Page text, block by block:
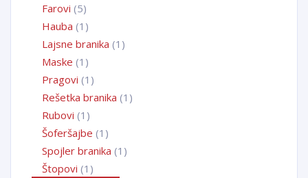
Farovi (5)
Hauba (1)
Lajsne branika (1)
Maske (1)
Pragovi (1)
Rešetka branika (1)
Rubovi (1)
Šoferšajbe (1)
Spojler branika (1)
Štopovi (1)